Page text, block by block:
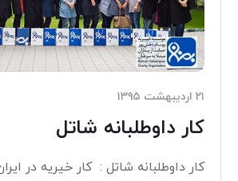
۲۱ اردیبهشت ۱۳۹۵
کار داوطلبانه شاتل
کار داوطلبانه شاتل : کار خیریه در